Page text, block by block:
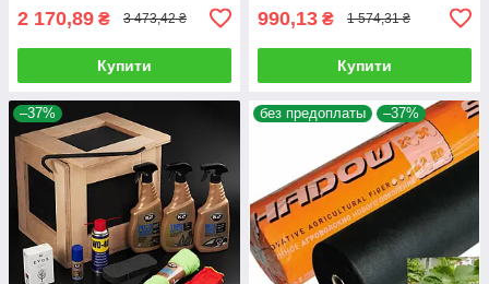
2 170,89 ₴ 3 473,42 ₴
Купити
990,13 ₴ 1 574,31 ₴
Купити
–37% без предоплаты –37%